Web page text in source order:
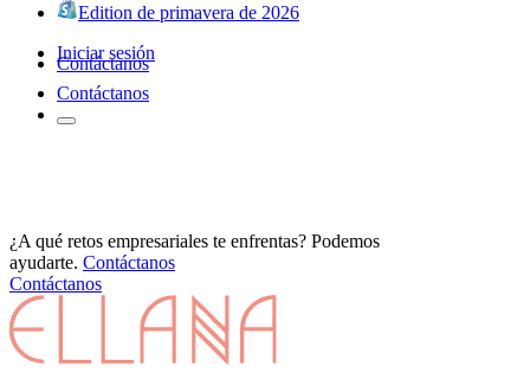
Edition de primavera de 2026
Iniciar sesión
Contáctanos
Contáctanos
¿A qué retos empresariales te enfrentas? Podemos
ayudarte. Contáctanos
Contáctanos